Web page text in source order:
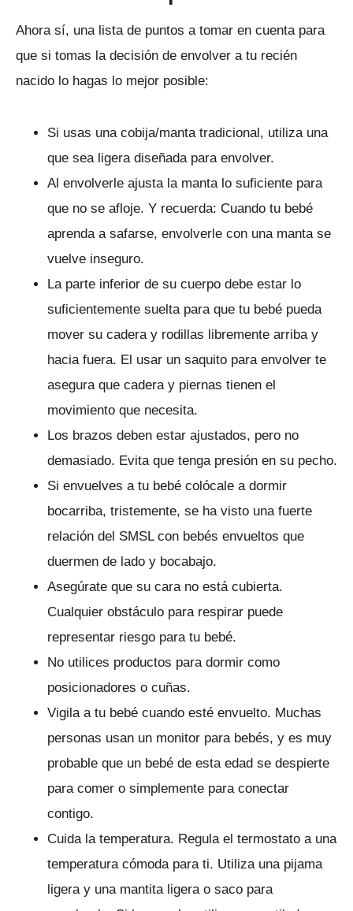
Ahora sí, una lista de puntos a tomar en cuenta para
que si tomas la decisión de envolver a tu recién
nacido lo hagas lo mejor posible:
Si usas una cobija/manta tradicional, utiliza una
que sea ligera diseñada para envolver.
Al envolverle ajusta la manta lo suficiente para
que no se afloje. Y recuerda: Cuando tu bebé
aprenda a safarse, envolverle con una manta se
vuelve inseguro.
La parte inferior de su cuerpo debe estar lo
suficientemente suelta para que tu bebé pueda
mover su cadera y rodillas libremente arriba y
hacia fuera. El usar un saquito para envolver te
asegura que cadera y piernas tienen el
movimiento que necesita.
Los brazos deben estar ajustados, pero no
demasiado. Evita que tenga presión en su pecho.
Si envuelves a tu bebé colócale a dormir
bocarriba, tristemente, se ha visto una fuerte
relación del SMSL con bebés envueltos que
duermen de lado y bocabajo.
Asegúrate que su cara no está cubierta.
Cualquier obstáculo para respirar puede
representar riesgo para tu bebé.
No utilices productos para dormir como
posicionadores o cuñas.
Vigila a tu bebé cuando esté envuelto. Muchas
personas usan un monitor para bebés, y es muy
probable que un bebé de esta edad se despierte
para comer o simplemente para conectar
contigo.
Cuida la temperatura. Regula el termostato a una
temperatura cómoda para ti. Utiliza una pijama
ligera y una mantita ligera o saco para